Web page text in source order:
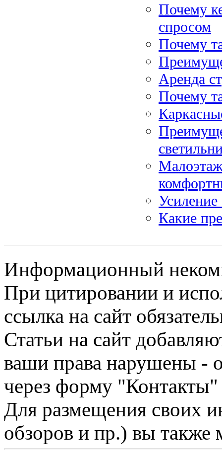
Почему
спросом
Почему
Аренда
Почему
Какие
Информационный
При цитировании и
ссылка на сайт
Статьи на сайт
ваши права нарушены -
через форму "Контакты"
Для размещения своих
обзоров и пр.) вы также